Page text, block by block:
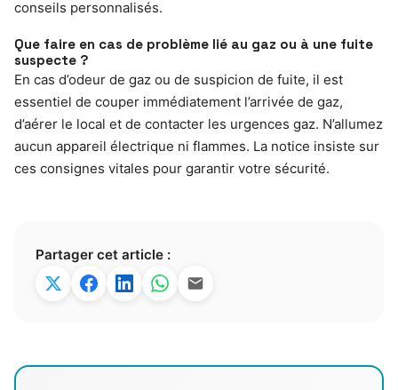
conseils personnalisés.
Que faire en cas de problème lié au gaz ou à une fuite
suspecte ?
En cas d’odeur de gaz ou de suspicion de fuite, il est
essentiel de couper immédiatement l’arrivée de gaz,
d’aérer le local et de contacter les urgences gaz. N’allumez
aucun appareil électrique ni flammes. La notice insiste sur
ces consignes vitales pour garantir votre sécurité.
Partager cet article :